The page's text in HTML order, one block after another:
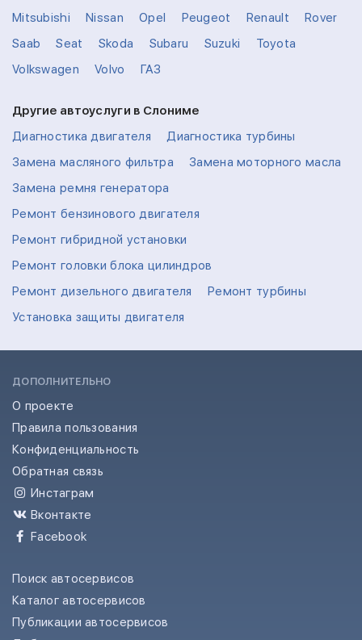
Mitsubishi
Nissan Opel Peugeot Renault
Rover
Saab
Seat Skoda Subaru Suzuki
Toyota
Volkswagen
Volvo ГАЗ
Другие автоуслуги в Слониме
Диагностика двигателя
Диагностика турбины
Замена масляного фильтра
Замена моторного масла
Замена ремня генератора
Ремонт бензинового двигателя
Ремонт гибридной установки
Ремонт головки блока цилиндров
Ремонт дизельного двигателя
Ремонт турбины
Установка защиты двигателя
ДОПОЛНИТЕЛЬНО
О проекте
Правила пользования
Конфиденциальность
Обратная связь
Инстаграм
Вконтакте
Facebook
Поиск автосервисов
Каталог автосервисов
Публикации автосервисов